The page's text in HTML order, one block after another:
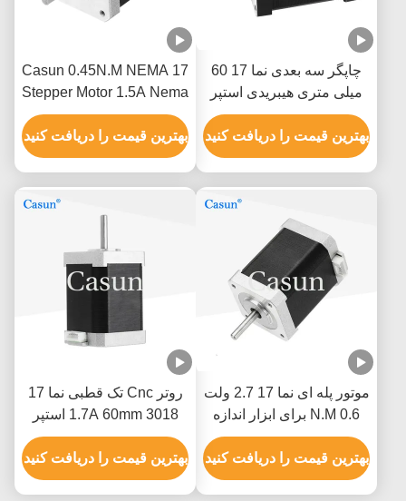
چاپگر سه بعدی نما 17 60
میلی متری هیبریدی استپر
موتور 0.5A 0.78N.M 2 فاز
بهترین قیمت را دریافت کنید
Casun 0.45N.M NEMA 17
Stepper Motor 1.5A Nema
17 48mm 2 Phase 1.8
Degree
بهترین قیمت را دریافت کنید
موتور پله ای نما 17 2.7 ولت
0.6 N.M برای ابزار اندازه
گیری XYZ
بهترین قیمت را دریافت کنید
روتر Cnc تک قطبی نما 17
1.7A 60mm 3018 استپر
موتور Cnc
بهترین قیمت را دریافت کنید